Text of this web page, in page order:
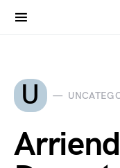
Search for:
U